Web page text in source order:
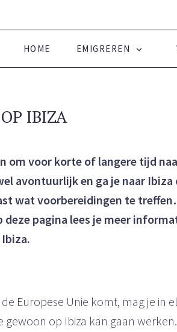
naar Spanje
HOME EMIGREREN
IBIZA
om voor korte of langere tijd
avontuurlijk en ga je naar
wat voorbereidingen te
deze pagina lees je meer
Europese Unie komt, mag je in
gewoon op Ibiza kan gaan